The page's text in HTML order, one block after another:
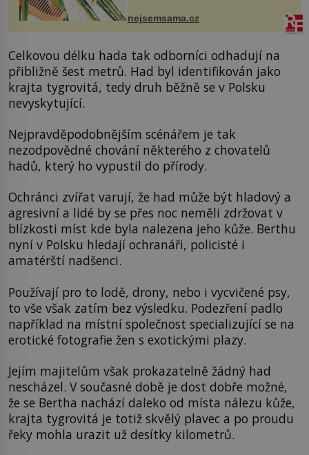
vlasy. ...
nejsemsama.cz
Celkovou délku hada tak odborníci odhadují na
přibližně šest metrů. Had byl identifikován jako
krajta tygrovitá, tedy druh běžně se v Polsku
nevyskytující.
Nejpravděpodobnějším scénářem je tak
nezodpovědné chování některého z chovatelů
hadů, který ho vypustil do přírody.
Ochránci zvířat varují, že had může být hladový a
agresivní a lidé by se přes noc neměli zdržovat v
blízkosti míst kde byla nalezena jeho kůže. Berthu
nyní v Polsku hledají ochranáři, policisté i
amatérští nadšenci.
Používají pro to lodě, drony, nebo i vycvičené psy,
to vše však zatím bez výsledku. Podezření padlo
například na místní společnost specializující se na
erotické fotografie žen s exotickými plazy.
Jejím majitelům však prokazatelně žádný had
nescházel. V současné době je dost dobře možné,
že se Bertha nachází daleko od místa nálezu kůže,
krajta tygrovitá je totiž skvělý plavec a po proudu
řeky mohla urazit už desítky kilometrů.